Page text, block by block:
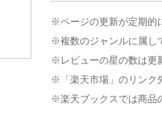
※ページの更新が定期的
※複数のジャンルに属し
※レビューの星の数は更
※「楽天市場」のリンク
※楽天ブックスでは商品